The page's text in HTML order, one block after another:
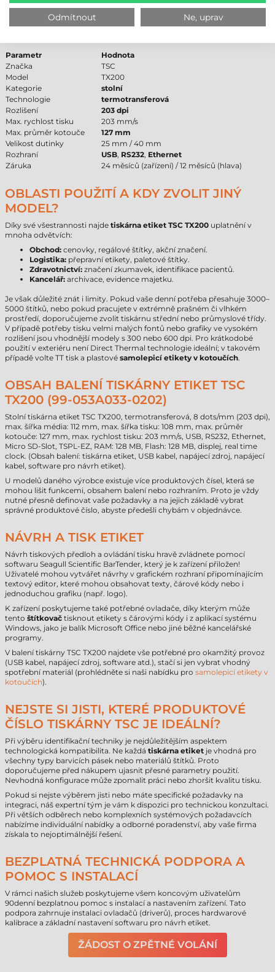
TECHNICKÉ PARAMETRY TSC TX200
Následující tabulka shrnuje nejdůležitější technické údaje pro vaše
Parametr
Hodnota
Značka
TSC
Model
TX200
Kategorie
stolní
Technologie
termotransferová
Rozlišení
203 dpi
Max. rychlost tisku
203 mm/s
Max. průměr kotouče
127 mm
Velikost dutinky
25 mm / 40 mm
Rozhraní
USB, RS232, Ethernet
Záruka
24 měsíců (zařízení) / 12 měsíců (hlava)
OBLASTI POUŽITÍ A KDY ZVOLIT JINÝ
MODEL?
Díky své všestrannosti najde tiskárna etiket TSC TX200 uplatnění v
mnoha odvětvích:
Obchod: cenovky, regálové štítky, akční značení.
Logistika: přepravní etikety, paletové štítky.
Zdravotnictví: značení zkumavek, identifikace pacientů.
Kancelář: archivace, evidence majetku.
Je však důležité znát i limity. Pokud vaše denní potřeba přesahuje 3000–
5000 štítků, nebo pokud pracujete v extrémně prašném či vlhkém
prostředí, doporučujeme zvolit tiskárnu střední nebo průmyslové třídy.
V případě potřeby tisku velmi malých fontů nebo grafiky ve vysokém
rozlišení jsou vhodnější modely s 300 nebo 600 dpi. Pro krátkodobé
použití v exteriéru není Direct Thermal technologie ideální; v takovém
případě volte TT tisk a plastové samolepicí etikety v kotoučích.
OBSAH BALENÍ TISKÁRNY ETIKET TSC
TX200 (99-053A033-0202)
Stolní tiskárna etiket TSC TX200, termotransferová, 8 dots/mm (203 dpi),
max. šířka média: 112 mm, max. šířka tisku: 108 mm, max. průměr
kotouče: 127 mm, max. rychlost tisku: 203 mm/s, USB, RS232, Ethernet,
Micro SD-Slot, TSPL-EZ, RAM: 128 MB, Flash: 128 MB, displej, real time
clock. (Obsah balení: tiskárna etiket, USB kabel, napájecí zdroj, napájecí
kabel, software pro návrh etiket).
U modelů daného výrobce existuje více produktových čísel, která se
mohou lišit funkcemi, obsahem balení nebo rozhraním. Proto je vždy
nutné přesně definovat vaše požadavky a na jejich základě vybrat
správné produktové číslo, abyste předešli chybám v objednávce.
NÁVRH A TISK ETIKET
Návrh tiskových předloh a ovládání tisku hravě zvládnete pomocí
softwaru Seagull Scientific BarTender, který je k zařízení přiložen!
Uživatelé mohou vytvářet návrhy v grafickém rozhraní připomínajícím
textový editor, které mohou obsahovat texty, čárové kódy nebo i
jednoduchou grafiku (např. logo).
K zařízení poskytujeme také potřebné ovladače, díky kterým může
tento štítkovač tisknout etikety s čárovými kódy i z aplikací systému
Windows, jako je balík Microsoft Office nebo jiné běžné kancelářské
programy.
V balení tiskárny TSC TX200 najdete vše potřebné pro okamžitý provoz
(USB kabel, napájecí zdroj, software atd.), stačí si jen vybrat vhodný
spotřební materiál (prohlédněte si naši nabídku pro samolepicí etikety v
kotoučích).
NEJSTE SI JISTI, KTERÉ PRODUKTOVÉ
ČÍSLO TISKÁRNY TSC JE IDEÁLNÍ?
Při výběru identifikační techniky je nejdůležitějším aspektem
technologická kompatibilita. Ne každá tiskárna etiket je vhodná pro
všechny typy barvicích pásek nebo materiálů štítků. Proto
doporučujeme před nákupem ujasnit přesné parametry použití.
Nevhodná konfigurace může zpomalit práci nebo zhoršit kvalitu tisku.
Pokud si nejste výběrem jisti nebo máte specifické požadavky na
integraci, náš expertní tým je vám k dispozici pro technickou konzultaci.
Při větších odběrech nebo komplexních systémových požadavcích
nabízíme individuální nabídky a odborné poradenství, aby vaše firma
získala to nejoptimálnější řešení.
BEZPLATNÁ TECHNICKÁ PODPORA A
POMOC S INSTALACÍ
V rámci našich služeb poskytujeme všem koncovým uživatelům
90denní bezplatnou pomoc s instalací a nastavením zařízení. Tato
podpora zahrnuje instalaci ovladačů (driverů), proces hardwarové
kalibrace a základní nastavení softwaru pro návrh etiket.
ŽÁDOST O ZPĚTNÉ VOLÁNÍ
Odmítnout Ne, uprav